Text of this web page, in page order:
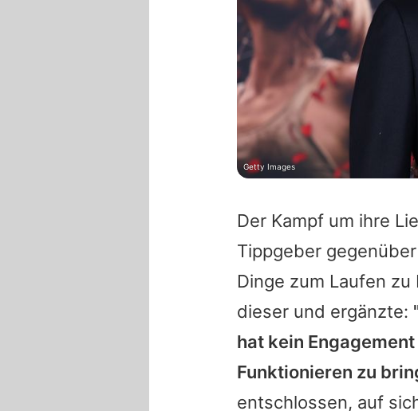
Der Kampf um ihre
Tippgeber gegenüber
Dinge zum Laufen
dieser und ergänzte:
hat kein
Funktionieren zu
entschlossen, auf
Getty Images